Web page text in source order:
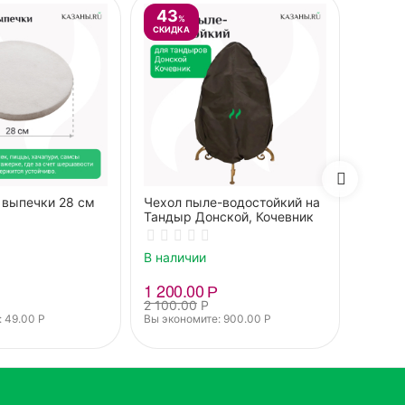
28 см
49.00 Р
43%
СКИДКА
Чехол пыле-водостойкий на
Тандыр Донской, Кочевник
В наличии
2 100.00 Р
1 200.00Р
Вы экономите: 900.00 Р